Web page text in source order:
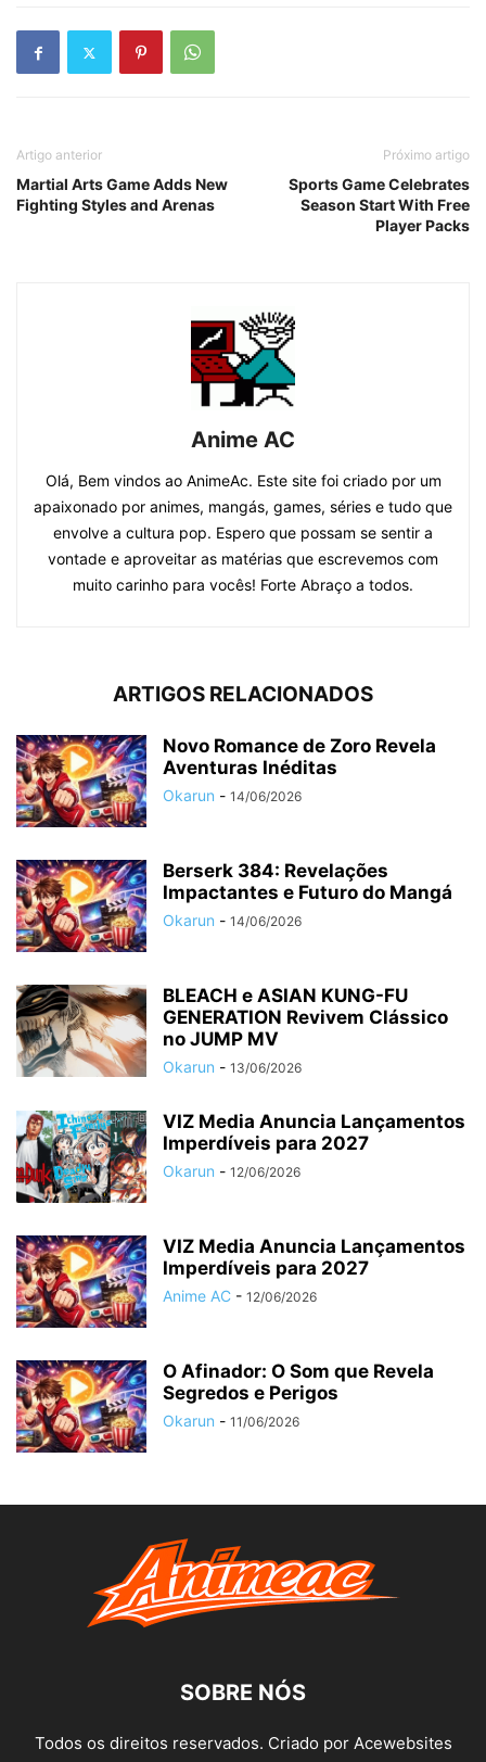
Artigo anterior
Martial Arts Game Adds New
Fighting Styles and Arenas
Próximo artigo
Sports Game Celebrates
Season Start With Free
Player Packs
Anime AC
Olá, Bem vindos ao AnimeAc. Este site foi criado por um
apaixonado por animes, mangás, games, séries e tudo que
envolve a cultura pop. Espero que possam se sentir a
vontade e aproveitar as matérias que escrevemos com
muito carinho para vocês! Forte Abraço a todos.
ARTIGOS RELACIONADOS
Novo Romance de Zoro Revela
Aventuras Inéditas
Okarun - 14/06/2026
Berserk 384: Revelações
Impactantes e Futuro do Mangá
Okarun - 14/06/2026
BLEACH e ASIAN KUNG-FU
GENERATION Revivem Clássico
no JUMP MV
Okarun - 13/06/2026
VIZ Media Anuncia Lançamentos
Imperdíveis para 2027
Okarun - 12/06/2026
VIZ Media Anuncia Lançamentos
Imperdíveis para 2027
Anime AC - 12/06/2026
O Afinador: O Som que Revela
Segredos e Perigos
Okarun - 11/06/2026
SOBRE NÓS
Todos os direitos reservados. Criado por Acewebsites